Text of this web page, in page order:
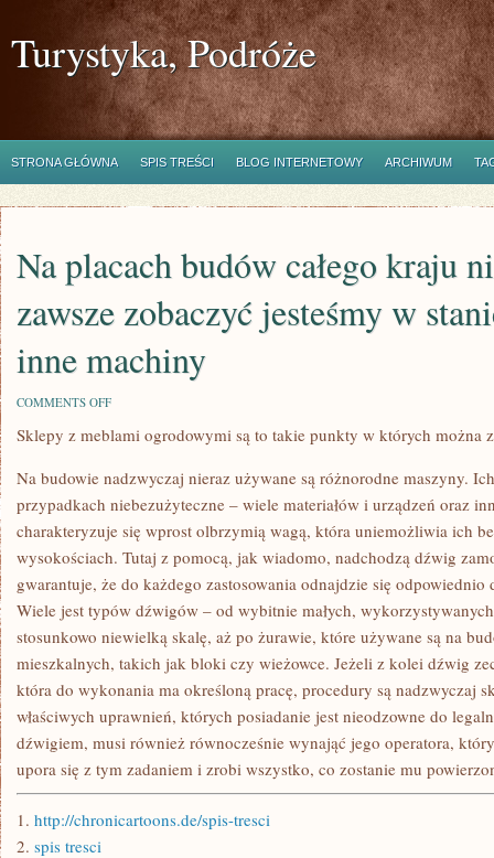
Turystyka, Podróże
STRONA GŁÓWNA SPIS TREŚCI BLOG INTERNETOWY ARCHIWUM
Na placach budów całego kraju
zawsze zobaczyć jesteśmy w
inne machiny
COMMENTS OFFON
PLACACH
KRAJU
NIEOMALŻE
ZOBACZYĆ
JESTEŚMY
W
STANIE
ORAZ
INNE
MACHINY
Sklepy z meblami ogrodowymi są to takie punkty w których można
Na budowie nadzwyczaj nieraz używane są różnorodne maszyny.
przypadkach niebezużyteczne – wiele materiałów i urządzeń oraz
charakteryzuje się wprost olbrzymią wagą, która uniemożliwia ich
wysokościach. Tutaj z pomocą, jak wiadomo, nadchodzą dźwig
gwarantuje, że do każdego zastosowania odnajdzie się
Wiele jest typów dźwigów – od wybitnie małych,
stosunkowo niewielką skalę, aż po żurawie, które używane są na
mieszkalnych, takich jak bloki czy wieżowce. Jeżeli z kolei dźwig
która do wykonania ma określoną pracę, procedury są nadzwyczaj
właściwych uprawnień, których posiadanie jest nieodzowne do
dźwigiem, musi również równocześnie wynająć jego operatora,
upora się z tym zadaniem i zrobi wszystko, co zostanie mu
1. http://chronicartoons.de/spis-tresci
2. spis tresci